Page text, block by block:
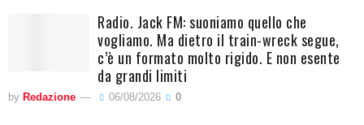
Radio. Jack FM: suoniamo quello che
vogliamo. Ma dietro il train-wreck segue,
c’è un formato molto rigido. E non esente
da grandi limiti
by Redazione 06/08/2026 0